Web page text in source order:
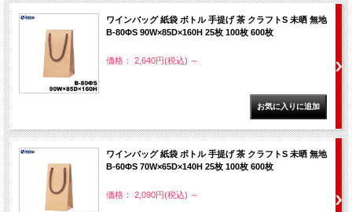
ワインバッグ 紙袋 ボトル 手提げ 茶 クラフトS 未晒 無地
B-80ΦS 90W×85D×160H 25枚 100枚 600枚
価格： 2,640円(税込) ～
ワインバッグ 紙袋 ボトル 手提げ 茶 クラフトS 未晒 無地
B-60ΦS 70W×65D×140H 25枚 100枚 600枚
価格： 2,090円(税込) ～